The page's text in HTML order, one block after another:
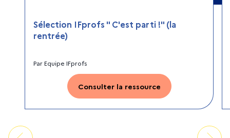
Sélection IFprofs " C'est parti !" (la
rentrée)
ParEquipe IFprofs
Consulter la ressource